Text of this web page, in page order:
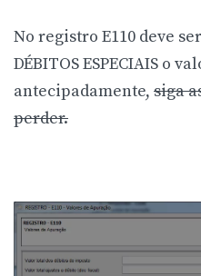
No registro E110 deve
DÉBITOS ESPECIAIS o
antecipadamente, siga
perder.